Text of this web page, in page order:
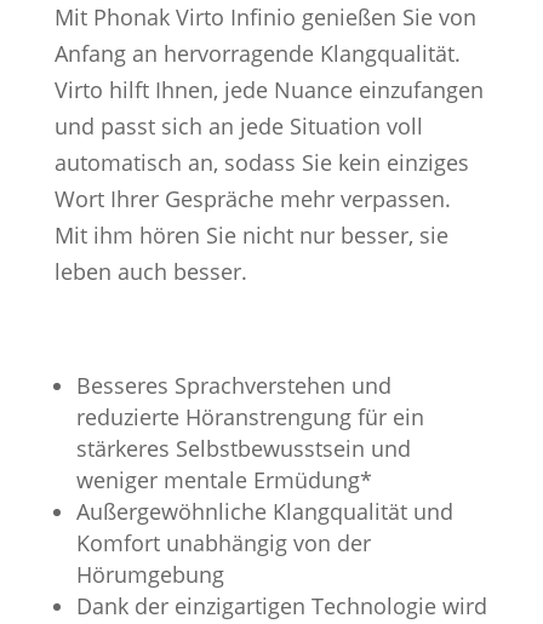
Mit Phonak Virto Infinio genießen Sie von
Anfang an hervorragende Klangqualität.
Virto hilft Ihnen, jede Nuance einzufangen
und passt sich an jede Situation voll
automatisch an, sodass Sie kein einziges
Wort Ihrer Gespräche mehr verpassen.
Mit ihm hören Sie nicht nur besser, sie
leben auch besser.
Besseres Sprachverstehen und
reduzierte Höranstrengung für ein
stärkeres Selbstbewusstsein und
weniger mentale Ermüdung*
Außergewöhnliche Klangqualität und
Komfort unabhängig von der
Hörumgebung
Dank der einzigartigen Technologie wird